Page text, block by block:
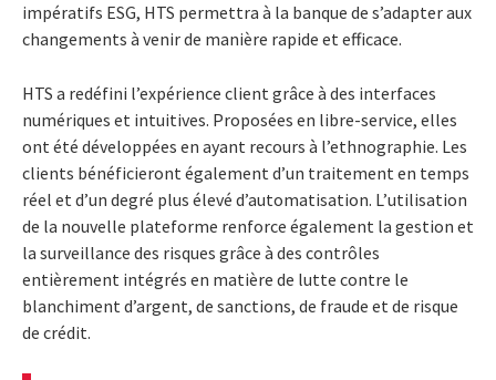
impératifs ESG, HTS permettra à la banque de s’adapter aux
changements à venir de manière rapide et efficace.
HTS a redéfini l’expérience client grâce à des interfaces
numériques et intuitives. Proposées en libre-service, elles
ont été développées en ayant recours à l’ethnographie. Les
clients bénéficieront également d’un traitement en temps
réel et d’un degré plus élevé d’automatisation. L’utilisation
de la nouvelle plateforme renforce également la gestion et
la surveillance des risques grâce à des contrôles
entièrement intégrés en matière de lutte contre le
blanchiment d’argent, de sanctions, de fraude et de risque
de crédit.